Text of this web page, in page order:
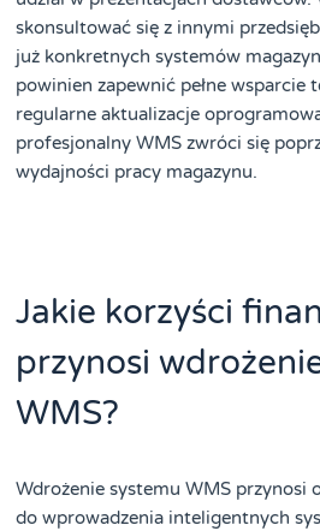
skonsultować się z innymi
już konkretnych systemów
powinien zapewnić pełne wsparcie
regularne aktualizacje
profesjonalny WMS zwróci się
wydajności pracy magazynu.
Jakie korzyści
przynosi
WMS?
Wdrożenie systemu WMS przynosi
do wprowadzenia inteligentnych